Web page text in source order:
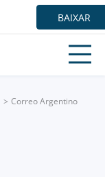
BAIXAR
Correo Argentino